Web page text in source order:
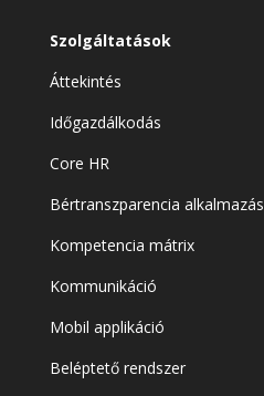
Szolgáltatások
Áttekintés
Időgazdálkodás
Core HR
Bértranszparencia alkalmazás
Kompetencia mátrix
Kommunikáció
Mobil applikáció
Beléptető rendszer